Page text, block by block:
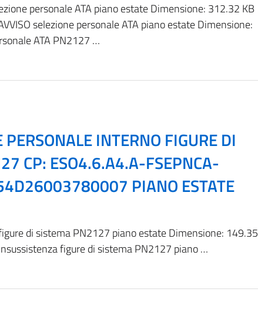
personale ATA piano estate Dimensione: 312.32 KB
selezione personale ATA piano estate Dimensione:
ATA PN2127 …
INTERNO FIGURE DI
CP: ESO4.6.A4.A-FSEPNCA-
PIANO ESTATE
di sistema PN2127 piano estate Dimensione: 149.35
figure di sistema PN2127 piano …